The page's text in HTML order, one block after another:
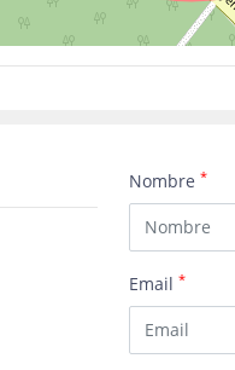
Nombre*
Email*